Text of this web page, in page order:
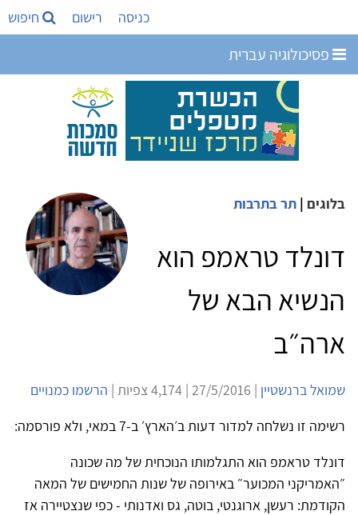
כניסה רישום חיפוש
פסיכולוגיה עברית
בלוגים | תר בתרבות
דונלד טראמפ הוא
הנשיא הבא של
ארה״ב
שמואל ברנשטיין | 27/5/2016 | 4,174 צפיות |
הרשמו כמנויים
רשימה זו נשלחה למדור דעות ב׳הארץ׳ ב-7 במאי, ולא פורסמה:
דונלד טראמפ הוא התגלמותו הנוכחית של מה שכונה
״האמריקני המכוער״ באירופה של שנות החמישים של המאה
הקודמת: רעשן, ארוגנטי, בוטה, גס ואדנותי - כפי שנצטיירה אז